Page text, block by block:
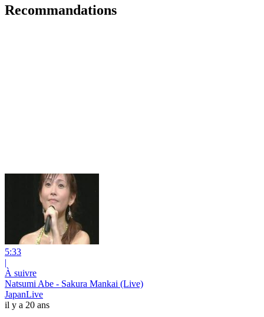
Recommandations
5:33
|
À suivre
Natsumi Abe - Sakura Mankai (Live)
JapanLive
il y a 20 ans